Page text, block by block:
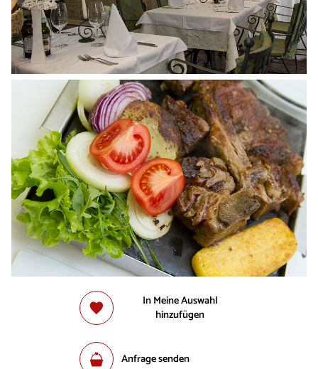
In Meine Auswahl
hinzufügen
Anfrage senden